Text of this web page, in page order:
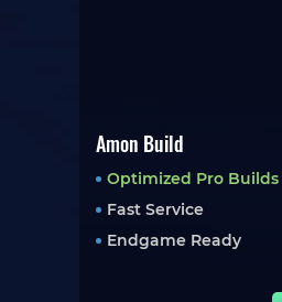
Amon Build
Optimized Pro Builds
Fast Service
Endgame Ready